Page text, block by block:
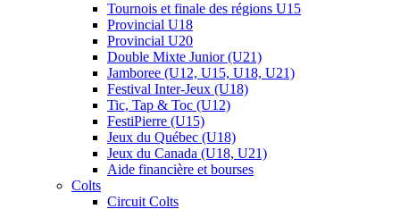
Tournois et finale des régions U15
Provincial U18
Provincial U20
Double Mixte Junior (U21)
Jamboree (U12, U15, U18, U21)
Festival Inter-Jeux (U18)
Tic, Tap & Toc (U12)
FestiPierre (U15)
Jeux du Québec (U18)
Jeux du Canada (U18, U21)
Aide financière et bourses
Colts
Circuit Colts